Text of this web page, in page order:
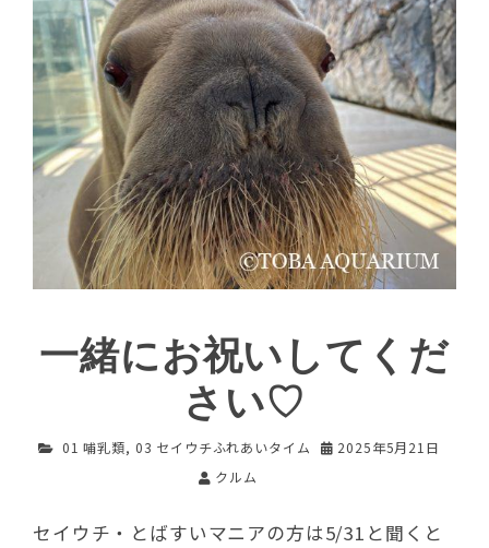
一緒にお祝いしてくだ
さい♡
01 哺乳類, 03 セイウチふれあいタイム
2025年5月21日
クルム
セイウチ・とばすいマニアの方は5/31と聞くと